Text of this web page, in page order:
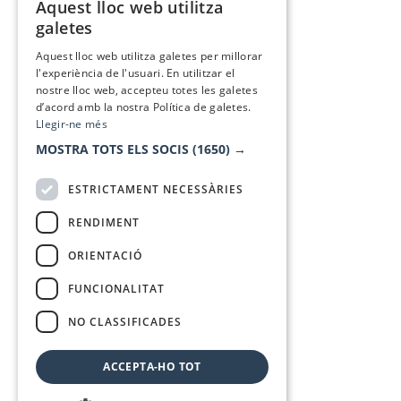
Aquest lloc web utilitza
galetes
Aquest lloc web utilitza galetes per millorar
l'experiència de l'usuari. En utilitzar el
nostre lloc web, accepteu totes les galetes
d’acord amb la nostra Política de galetes.
Llegir-ne més
MOSTRA TOTS ELS SOCIS (1650) →
ESTRICTAMENT NECESSÀRIES
RENDIMENT
ORIENTACIÓ
FUNCIONALITAT
NO CLASSIFICADES
ACCEPTA-HO TOT